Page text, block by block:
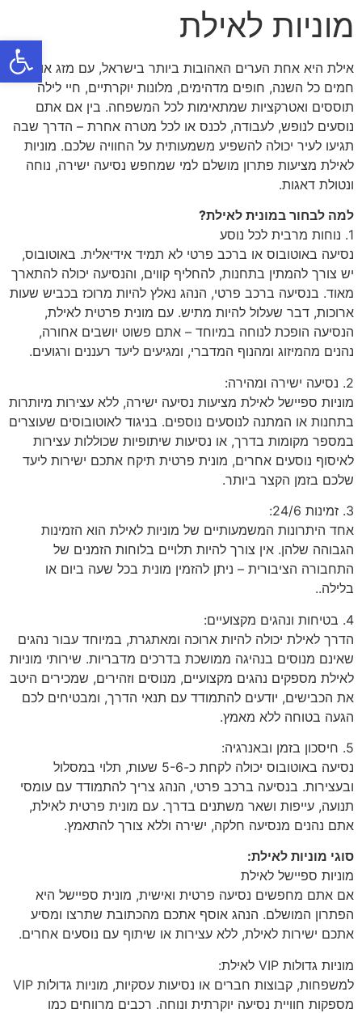
מוניות לאילת
אילת היא אחת הערים האהובות ביותר בישראל, עם מזג אוויר
חמים כל השנה, חופים מדהימים, מלונות יוקרתיים, חיי לילה
תוססים ואטרקציות שמתאימות לכל המשפחה. בין אם אתם
נוסעים לנופש, לעבודה, לכנס או לכל מטרה אחרת – הדרך שבה
תגיעו לעיר יכולה להשפיע משמעותית על החוויה שלכם. מוניות
לאילת מציעות פתרון מושלם למי שמחפש נסיעה ישירה, נוחה
ונטולת דאגות.
למה לבחור במונית לאילת?
1. נוחות מרבית לכל נוסע
נסיעה באוטובוס או ברכב פרטי לא תמיד אידיאלית. באוטובוס,
יש צורך להמתין בתחנות, להחליף קווים, והנסיעה יכולה להתארך
מאוד. בנסיעה ברכב פרטי, הנהג נאלץ להיות מרוכז בכביש שעות
ארוכות, דבר שעלול להיות מתיש. עם מונית פרטית לאילת,
הנסיעה הופכת לנוחה במיוחד – אתם פשוט יושבים אחורה,
נהנים מהמיזוג ומהנוף המדברי, ומגיעים ליעד רעננים ורגועים.
2. נסיעה ישירה ומהירה:
מוניות ספיישל לאילת מציעות נסיעה ישירה, ללא עצירות מיותרות
בתחנות או המתנה לנוסעים נוספים. בניגוד לאוטובוסים שעוצרים
במספר מקומות בדרך, או נסיעות שיתופיות שכוללות עצירות
לאיסוף נוסעים אחרים, מונית פרטית תיקח אתכם ישירות ליעד
שלכם בזמן הקצר ביותר.
3. זמינות 24/6:
אחד היתרונות המשמעותיים של מוניות לאילת הוא הזמינות
הגבוהה שלהן. אין צורך להיות תלויים בלוחות הזמנים של
התחבורה הציבורית – ניתן להזמין מונית בכל שעה ביום או
בלילה..
4. בטיחות ונהגים מקצועיים:
הדרך לאילת יכולה להיות ארוכה ומאתגרת, במיוחד עבור נהגים
שאינם מנוסים בנהיגה ממושכת בדרכים מדבריות. שירותי מוניות
לאילת מספקים נהגים מקצועיים, מנוסים וזהירים, שמכירים היטב
את הכבישים, יודעים להתמודד עם תנאי הדרך, ומבטיחים לכם
הגעה בטוחה ללא מאמץ.
5. חיסכון בזמן ובאנרגיה:
נסיעה באוטובוס יכולה לקחת כ-5-6 שעות, תלוי במסלול
ובעצירות. בנסיעה ברכב פרטי, הנהג צריך להתמודד עם עומסי
תנועה, עייפות ושאר משתנים בדרך. עם מונית פרטית לאילת,
אתם נהנים מנסיעה חלקה, ישירה וללא צורך להתאמץ.
סוגי מוניות לאילת:
מוניות ספיישל לאילת
אם אתם מחפשים נסיעה פרטית ואישית, מונית ספיישל היא
הפתרון המושלם. הנהג אוסף אתכם מהכתובת שתרצו ומסיע
אתכם ישירות לאילת, ללא עצירות או שיתוף עם נוסעים אחרים.
מוניות גדולות VIP לאילת:
למשפחות, קבוצות חברים או נסיעות עסקיות, מוניות גדולות VIP
מספקות חוויית נסיעה יוקרתית ונוחה. רכבים מרווחים כמו